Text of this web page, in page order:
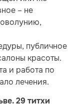
– не
публичное
красоты.
и работа по
лечения.
29 титхи